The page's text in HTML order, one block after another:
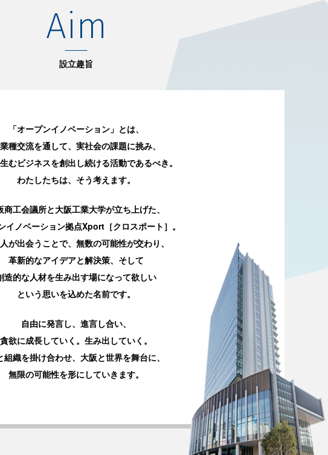
い？
」 エントリAim
設立趣旨
「オープンイノベーション」とは、
種交流を通して、実社会の課題に挑み、
むビジネスを創出し続ける活動であるべき。
わたしたちは、そう考えます。
商工会議所と大阪工業大学が立ち上げた、
イノベーション拠点Xport［クロスポート］。
が出会うことで、無数の可能性が交わり、
革新的なアイデアと解決策、そして
造的な人材を生み出す場になって欲しい
という思いを込めた名前です。
自由に発言し、進言し合い、
貪欲に成長していく。生み出していく。
組織を掛け合わせ、大阪と世界を舞台に、
無限の可能性を形にしていきます。